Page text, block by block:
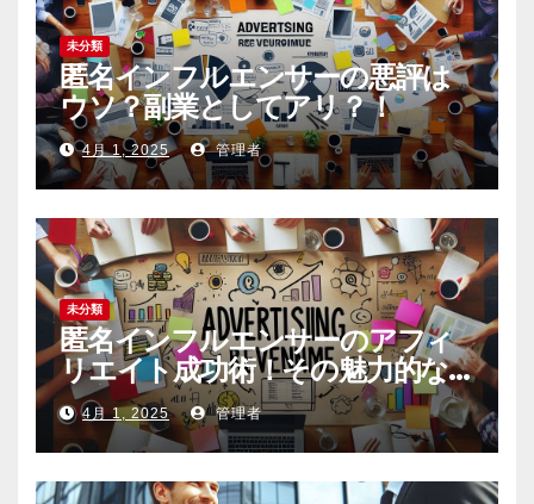
送
り
未分類
匿名インフルエンサーの悪評は
ウソ？副業としてアリ？！
4月 1, 2025 管理者
未分類
匿名インフルエンサーのアフィ
リエイト成功術！その魅力的な
内容の作り方とは
4月 1, 2025 管理者